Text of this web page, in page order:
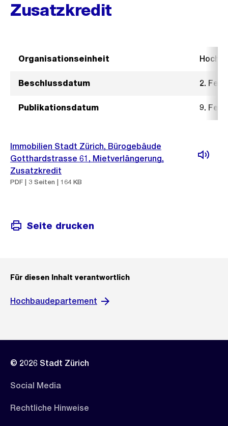
Zusatzkredit
Organisationseinheit
Beschlussdatum 2.
Publikationsdatum 9.
Immobilien Stadt Zürich, Bürogebäude
Gotthardstrasse 61, Mietverlängerung,
Zusatzkredit
PDF | 3 Seiten | 164 KB
Seite drucken
Für diesen Inhalt verantwortlich
Hochbaudepartement
© 2026 Stadt Zürich
Social Media
Rechtliche Hinweise